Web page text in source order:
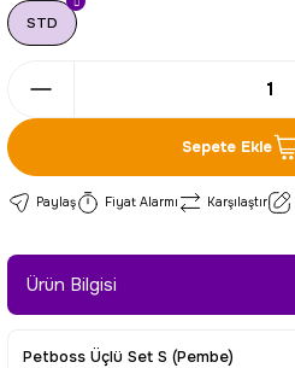
STD
Sepete Ekle
Paylaş Fiyat Alarmı Karşılaştır
Ürün Bilgisi
Petboss Üçlü Set S (Pembe)